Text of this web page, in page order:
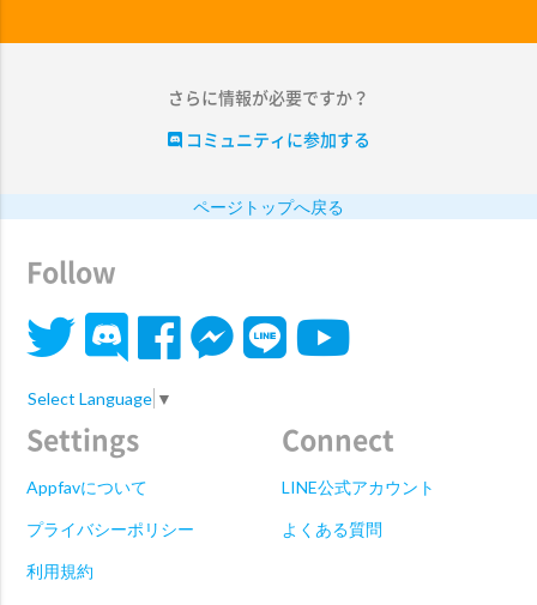
さらに情報が必要ですか？
コミュニティに参加する
ページトップへ戻る
Follow
Select Language ▼
Settings
Appfavについて
プライバシーポリシー
利用規約
Connect
LINE公式アカウント
よくある質問